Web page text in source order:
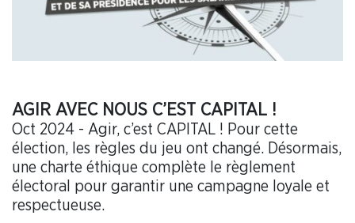
AGIR AVEC NOUS C’EST CAPITAL !
Oct 2024 - Agir, c’est CAPITAL ! Pour cette
élection, les règles du jeu ont changé. Désormais,
une charte éthique complète le règlement
électoral pour garantir une campagne loyale et
respectueuse.